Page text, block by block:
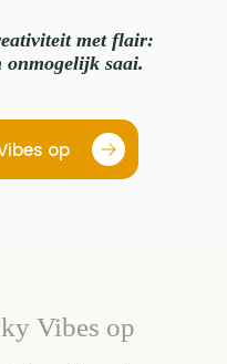
met flair:
onmogelijk saai.
op
Vibes op